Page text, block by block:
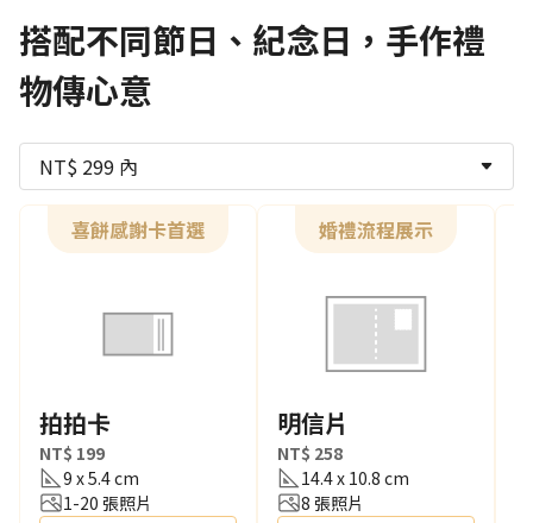
搭配不同節日、紀念日，手作禮
物傳心意
NT$ 299 內
喜餅感謝卡首選
拍拍卡
NT$ 199
9 x 5.4 cm
1-20 張照片
婚禮流程展示
明信片
NT$ 258
14.4 x 10.8 cm
8 張照片